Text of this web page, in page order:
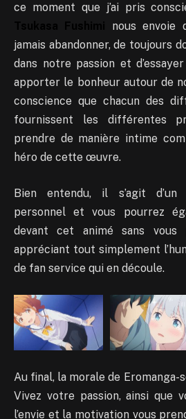
ce moment que j’ai pris
nous envoie
jamais abandonner, de toujours
dans notre passion et
apporter le bonheur autour de
conscience que chacun des
fournissent les différentes
prendre de manière intime
héro de cette œuvre.
Bien entendu, il s’agit d’un
personnel et vous pourrez
devant cet animé sans
appréciant tout simplement
de fan service qui en découle.
Au final, la morale de Eromanga-
Vivez votre passion, ainsi que
l’envie et la motivation vous